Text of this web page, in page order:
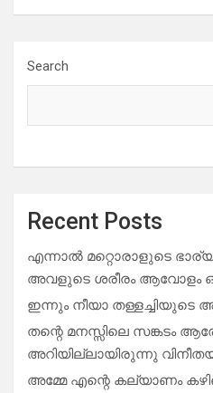
Search
Recent Posts
എന്നാൽ മറ്റൊരാളുടെ
അവളുടെ ശരീരം ആവോളം
ഇന്നും നീയാ
തന്റെ മനസ്സിലെ സങ്കടം
അറിയില്ലായിരുന്നു
അമ്മേ എന്റെ കല്യാണം